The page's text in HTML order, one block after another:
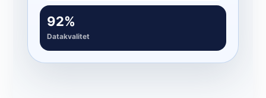
92%
Datakvalitet